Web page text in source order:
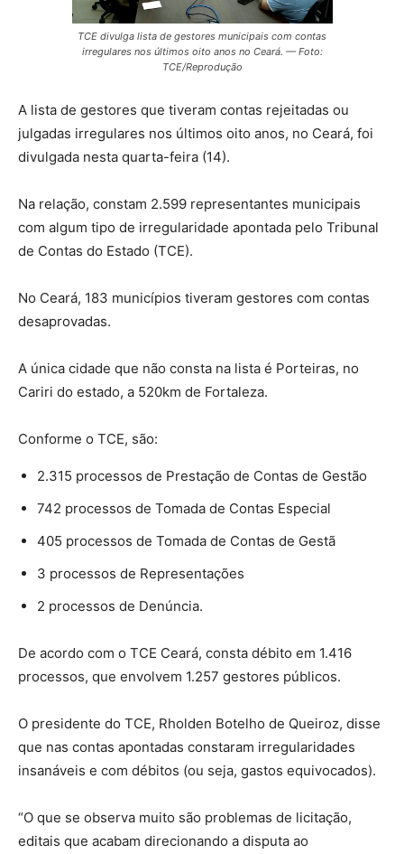
TCE divulga lista de gestores municipais com contas
irregulares nos últimos oito anos no Ceará. — Foto:
TCE/Reprodução
A lista de gestores que tiveram contas rejeitadas ou
julgadas irregulares nos últimos oito anos, no Ceará, foi
divulgada nesta quarta-feira (14).
Na relação, constam 2.599 representantes municipais
com algum tipo de irregularidade apontada pelo Tribunal
de Contas do Estado (TCE).
No Ceará, 183 municípios tiveram gestores com contas
desaprovadas.
A única cidade que não consta na lista é Porteiras, no
Cariri do estado, a 520km de Fortaleza.
Conforme o TCE, são:
2.315 processos de Prestação de Contas de Gestão
742 processos de Tomada de Contas Especial
405 processos de Tomada de Contas de Gestã
3 processos de Representações
2 processos de Denúncia.
De acordo com o TCE Ceará, consta débito em 1.416
processos, que envolvem 1.257 gestores públicos.
O presidente do TCE, Rholden Botelho de Queiroz, disse
que nas contas apontadas constaram irregularidades
insanáveis e com débitos (ou seja, gastos equivocados).
“O que se observa muito são problemas de licitação,
editais que acabam direcionando a disputa ao